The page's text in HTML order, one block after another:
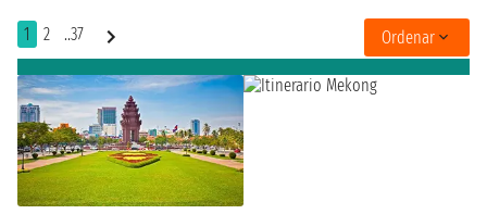
1 2 ..37 Ordenar